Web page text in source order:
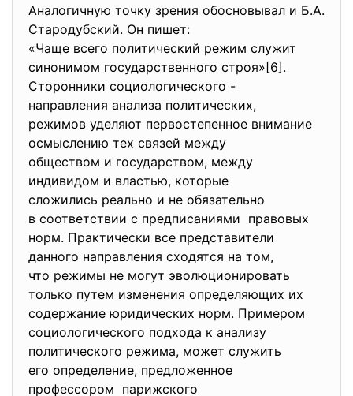
Аналогичную точку зрения обосновывал и Б.А.
Стародубский. Он пишет:
«Чаще всего политический режим служит
синонимом государственного строя»[6].
Сторонники социологического -
направления анализа политических,
режимов уделяют первостепенное внимание
осмыслению тех связей между
обществом и государством, между
индивидом и властью, которые
сложились реально и не обязательно
в соответствии с предписаниями правовых
норм. Практически все представители
данного направления сходятся на том,
что режимы не могут эволюционировать
только путем изменения определяющих их
содержание юридических норм. Примером
социологического подхода к анализу
политического режима, может служить
его определение, предложенное
профессором парижского